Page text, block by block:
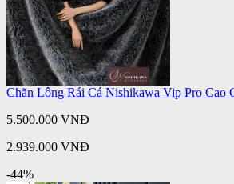
Chăn Lông Rái Cá Nishikawa Vip Pro Cao
5.500.000 VNĐ
2.939.000 VNĐ
-44%